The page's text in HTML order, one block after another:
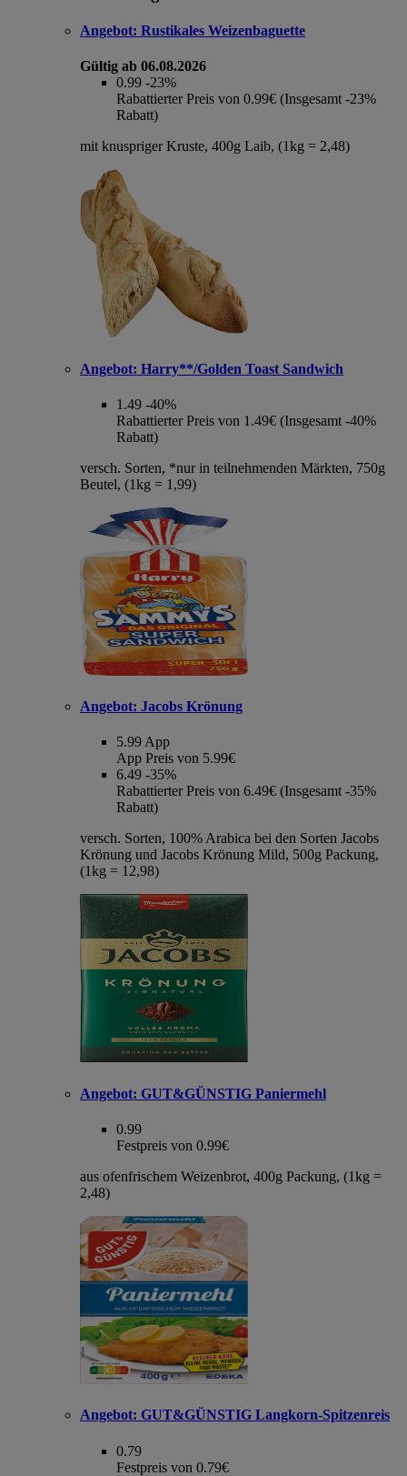
Angebot: Rustikales Weizenbaguette
Gültig ab 06.08.2026
0.99 -23%
Rabattierter Preis von 0.99€ (Insgesamt -23%
Rabatt)
mit knuspriger Kruste, 400g Laib, (1kg = 2,48)
Angebot: Harry**/Golden Toast Sandwich
1.49 -40%
Rabattierter Preis von 1.49€ (Insgesamt -40%
Rabatt)
versch. Sorten, *nur in teilnehmenden Märkten, 750g
Beutel, (1kg = 1,99)
Angebot: Jacobs Krönung
5.99App
App Preis von 5.99€
6.49 -35%
Rabattierter Preis von 6.49€ (Insgesamt -35%
Rabatt)
versch. Sorten, 100% Arabica bei den Sorten Jacobs
Krönung und Jacobs Krönung Mild, 500g Packung,
(1kg = 12,98)
Angebot: GUT&GÜNSTIG Paniermehl
0.99
Festpreis von 0.99€
aus ofenfrischem Weizenbrot, 400g Packung, (1kg =
2,48)
Angebot: GUT&GÜNSTIG Langkorn-Spitzenreis
0.79
Festpreis von 0.79€